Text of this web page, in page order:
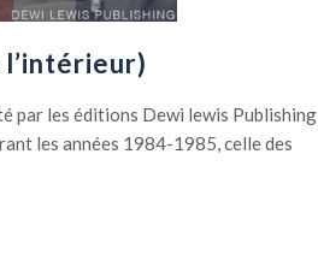
l’intérieur)
par les éditions Dewi lewis Publishing
les années 1984-1985, celle des